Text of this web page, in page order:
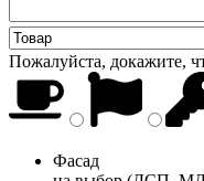
Пожалуйста, докажите,
Фасад